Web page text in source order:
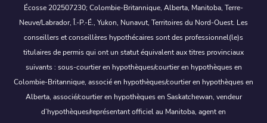
Écosse 202507230; Colombie-Britannique, Alberta, Manitoba, Terre-
Neuve/Labrador, Î.-P.-É., Yukon, Nunavut, Territoires du Nord-Ouest. Les
conseillers et conseillères hypothécaires sont des professionnel(le)s
titulaires de permis qui ont un statut équivalent aux titres provinciaux
suivants : sous-courtier en hypothèques/courtier en hypothèques en
Colombie-Britannique, associé en hypothèques/courtier en hypothèques en
Alberta, associé/courtier en hypothèques en Saskatchewan, vendeur
d’hypothèques/représentant officiel au Manitoba, agent en